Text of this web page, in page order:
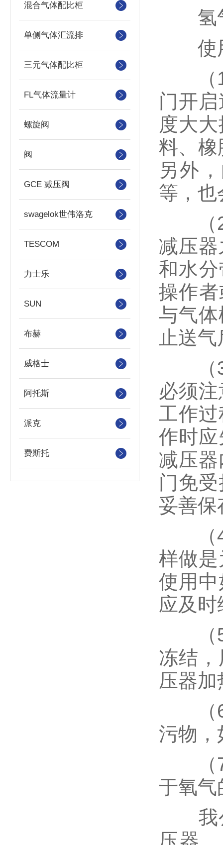
混合气体配比柜
单侧气体汇流排
三元气体配比柜
FL气体流量计
螺旋阀
阀
GCE 减压阀
swagelok世伟洛克
TESCOM
力士乐
SUN
布赫
威格士
阿托斯
派克
费斯托
氢气
使用
（1
门开
度大
料、橡
另外
等，也
（2
减压
和水
操作
与气
止送
（3
必须
工作
作时
减压
门免
妥善保
（4
样做
使用
应及时
（5
冻结
压器
（6
污物，
（7
于氧气
我公
压器